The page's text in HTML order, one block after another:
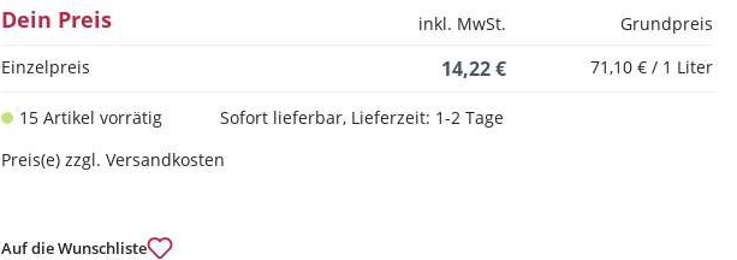
Dein Preis inkl. MwSt.
Grundpreis
Einzelpreis
14,22 € 71,10 € / 1 Liter
15 Artikel vorrätig
Sofort lieferbar, Lieferzeit: 1-2 Tage
Preis(e) zzgl. Versandkosten
Auf die Wunschliste